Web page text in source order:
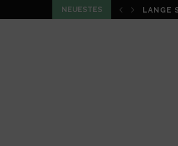
NEUESTES LANGE